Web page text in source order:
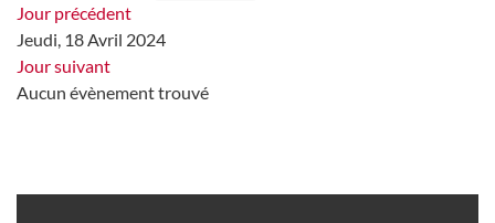
Jour précédent
Jeudi, 18 Avril 2024
Jour suivant
Aucun évènement trouvé